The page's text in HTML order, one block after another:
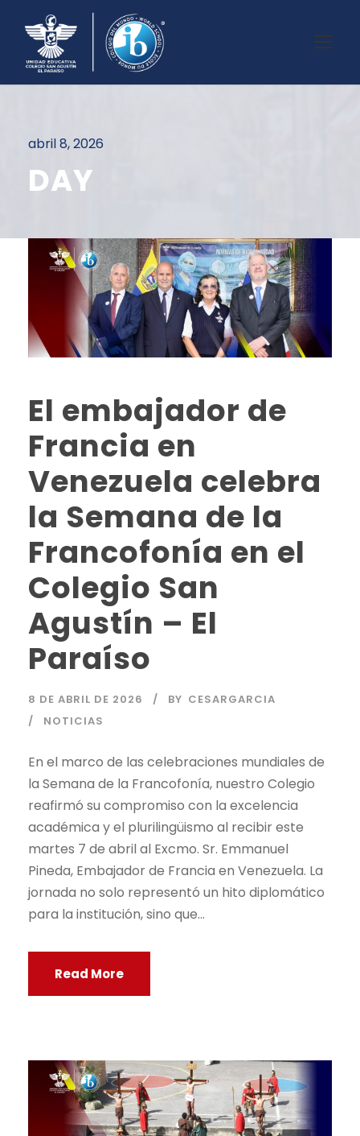
abril 8, 2026
DAY
El embajador de
Francia en
Venezuela celebra
la Semana de la
Francofonía en el
Colegio San
Agustín – El
Paraíso
8 DE ABRIL DE 2026 BY CESARGARCIA
NOTICIAS
En el marco de las celebraciones mundiales de
la Semana de la Francofonía, nuestro Colegio
reafirmó su compromiso con la excelencia
académica y el plurilingüismo al recibir este
martes 7 de abril al Excmo. Sr. Emmanuel
Pineda, Embajador de Francia en Venezuela. La
jornada no solo representó un hito diplomático
para la institución, sino que...
Read More